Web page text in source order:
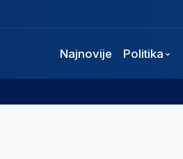
Najnovije Politika